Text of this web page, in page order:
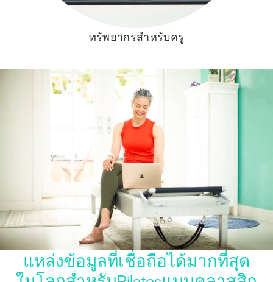
ทรัพยากรสำหรับครู
แหล่งข้อมูลที่เชื่อถือได้มากที่สุด